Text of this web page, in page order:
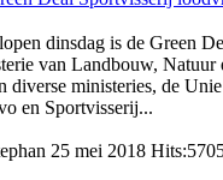
dinsdag is de Green
van Landbouw, Natuur
diverse ministeries, de
en Sportvisserij...
25 mei 2018